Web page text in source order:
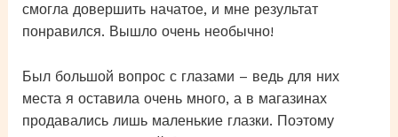
смогла довершить начатое, и мне результат
понравился. Вышло очень необычно!
Был большой вопрос с глазами – ведь для них
места я оставила очень много, а в магазинах
продавались лишь маленькие глазки. Поэтому